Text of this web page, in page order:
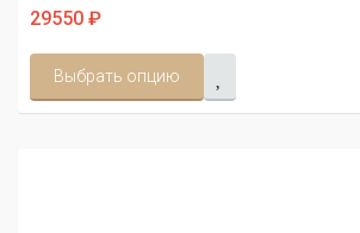
29550 ₽
Выбрать опцию